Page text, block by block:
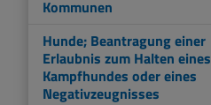
Kommunen
Hunde; Beantragung einer
Erlaubnis zum Halten eines
Kampfhundes oder eines
Negativzeugnisses